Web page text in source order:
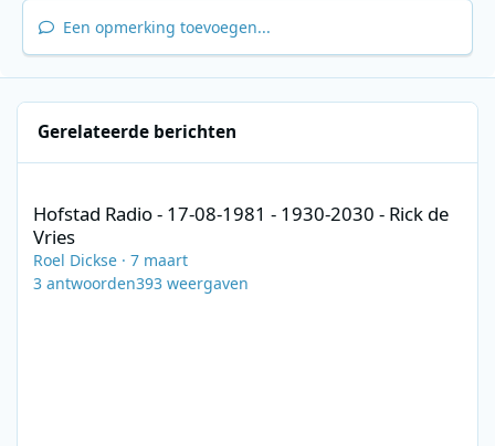
Een opmerking toevoegen...
Gerelateerde berichten
Hofstad Radio - 17-08-1981 - 1930-2030 - Rick de
Vries
Roel Dickse · 7 maart
3 antwoorden393 weergaven